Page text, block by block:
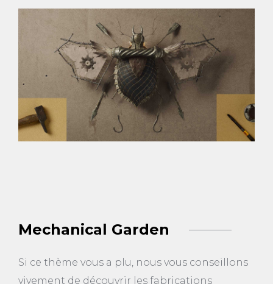
Mechanical Garden
Si ce thème vous a plu, nous vous conseillons
vivement de découvrir les fabrications